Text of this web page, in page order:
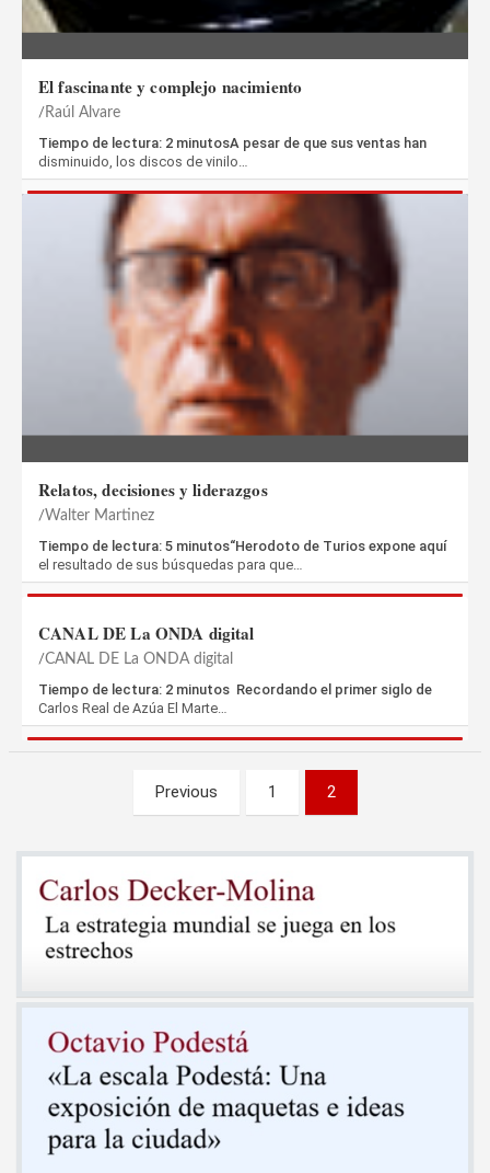
El fascinante y complejo nacimiento
Raúl Alvare
Tiempo de lectura: 2 minutosA pesar de que sus ventas han
disminuido, los discos de vinilo…
Relatos, decisiones y liderazgos
Walter Martinez
Tiempo de lectura: 5 minutos“Herodoto de Turios expone aquí
el resultado de sus búsquedas para que…
CANAL DE La ONDA digital
CANAL DE La ONDA digital
Tiempo de lectura: 2 minutos Recordando el primer siglo de
Carlos Real de Azúa El Marte…
entradas
Previous 1 2